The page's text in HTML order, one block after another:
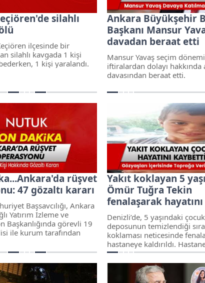
silahlı
ilçesinde bir
silahlı kavgada 1 kişi
1 kişi yaralandı.
Ankara Büyükşehir
Başkanı Mansur
davadan beraat etti
Mansur Yavaş seçim
iftiralardan dolayı hakkında
davasından beraat etti.
rüşvet
47 gözaltı kararı
Başsavcılığı, Ankara
Yatırım İzleme ve
Başkanlığında görevli 19
ile kurum tarafından
ettikleri ileri sürülen 28
37'si eş zamanlı
operasyonla yakalandı.
Yakıt koklayan 5
Ömür Tuğra Tekin
fenalaşarak
Denizli’de, 5 yaşındaki
deposunun temizlendiği
koklaması neticesinde
hastaneye kaldırıldı.
müdahalelere rağmen
yaşındaki çocuk, gözyaşları
toprağa verildi.